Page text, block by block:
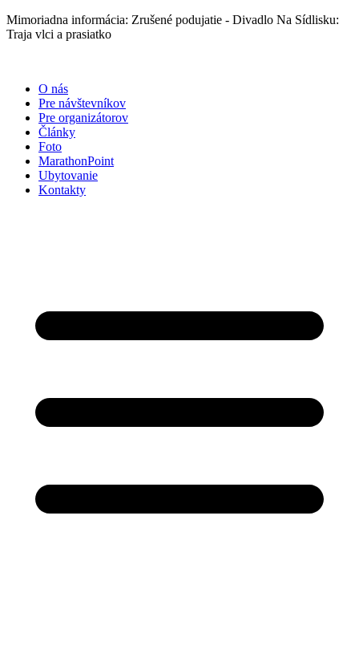
Preskočiť
na
Mimoriadna informácia: Zrušené podujatie - Divadlo Na Sídlisku:
Traja vlci a prasiatko
O nás
Pre návštevníkov
Pre organizátorov
Články
Foto
MarathonPoint
Ubytovanie
Kontakty